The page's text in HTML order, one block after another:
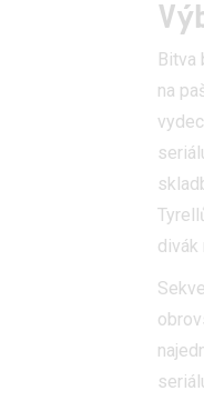
Bitva
na
divák